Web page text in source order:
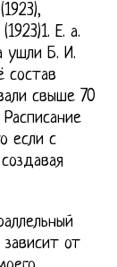
Е. а.
ушли Б. И.
состав
свыше 70
если с
от